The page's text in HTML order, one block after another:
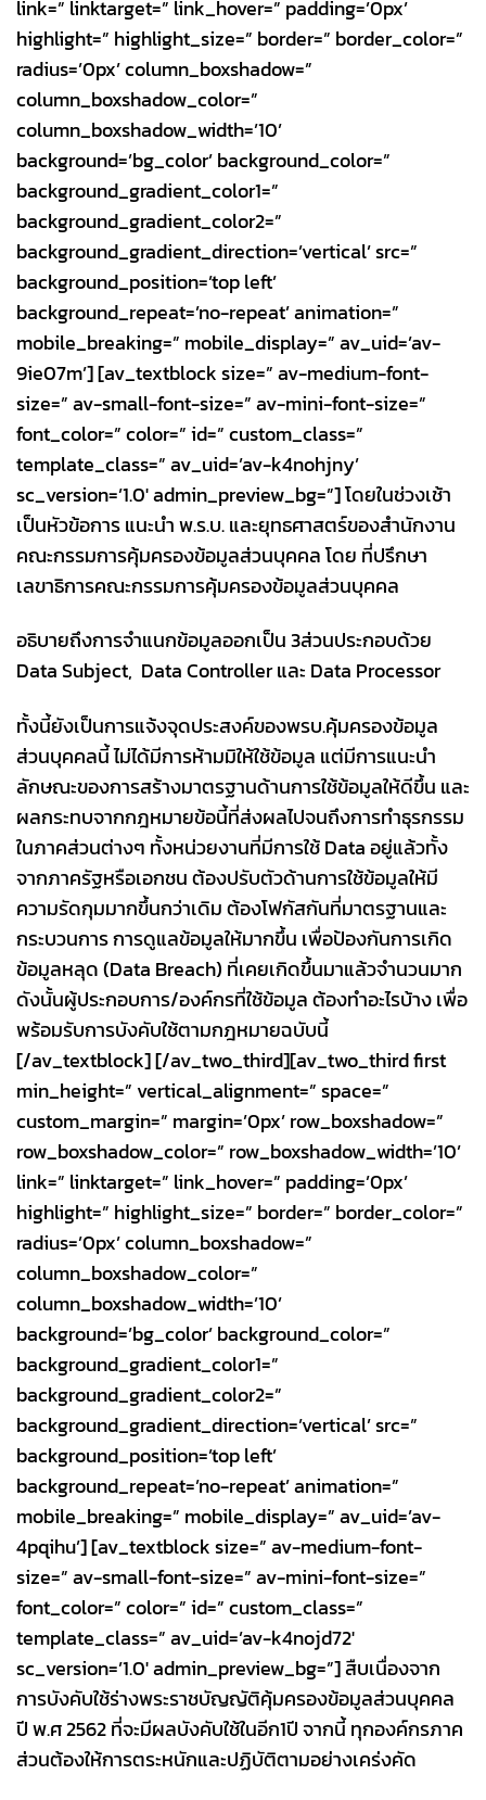
link=” linktarget=” link_hover=” padding=’0px’
highlight=” highlight_size=” border=” border_color=”
radius=’0px’ column_boxshadow=”
column_boxshadow_color=”
column_boxshadow_width=’10’
background=’bg_color’ background_color=”
background_gradient_color1=”
background_gradient_color2=”
background_gradient_direction=’vertical’ src=”
background_position=’top left’
background_repeat=’no-repeat’ animation=”
mobile_breaking=” mobile_display=” av_uid=’av-
9ie07m’] [av_textblock size=” av-medium-font-
size=” av-small-font-size=” av-mini-font-size=”
font_color=” color=” id=” custom_class=”
template_class=” av_uid=’av-k4nohjny’
sc_version=’1.0′ admin_preview_bg=”] โดยในช่วงเช้า
เป็นหัวข้อการ แนะนำ พ.ร.บ. และยุทธศาสตร์ของสำนักงาน
คณะกรรมการคุ้มครองข้อมูลส่วนบุคคล ​โดย ที่ปรึกษา
เลขาธิการคณะกรรมการคุ้มครองข้อมูลส่วนบุคคล
อธิบายถึงการจำแนกข้อมูลออกเป็น 3ส่วนประกอบด้วย
Data Subject, Data Controller และ Data Processor
ทั้งนี้ยังเป็นการแจ้งจุดประสงค์ของพรบ.คุ้มครองข้อมูล
ส่วนบุคคลนี้ ไม่ได้มีการห้ามมิให้ใช้ข้อมูล แต่มีการแนะนำ
ลักษณะของการสร้างมาตรฐานด้านการใช้ข้อมูลให้ดีขึ้น และ
ผลกระทบจากกฎหมายข้อนี้ที่ส่งผลไปจนถึงการทำธุรกรรม
ในภาคส่วนต่างๆ ทั้งหน่วยงานที่มีการใช้ Data อยู่แล้วทั้ง
จากภาครัฐหรือเอกชน ต้องปรับตัวด้านการใช้ข้อมูลให้มี
ความรัดกุมมากขึ้นกว่าเดิม ต้องโฟกัสกันที่มาตรฐานและ
กระบวนการ การดูแลข้อมูลให้มากขึ้น เพื่อป้องกันการเกิด
ข้อมูลหลุด (Data Breach) ที่เคยเกิดขึ้นมาแล้วจำนวนมาก
ดังนั้นผู้ประกอบการ/องค์กรที่ใช้ข้อมูล ต้องทำอะไรบ้าง เพื่อ
พร้อมรับการบังคับใช้ตามกฎหมายฉบับนี้
[/av_textblock] [/av_two_third][av_two_third first
min_height=” vertical_alignment=” space=”
custom_margin=” margin=’0px’ row_boxshadow=”
row_boxshadow_color=” row_boxshadow_width=’10’
link=” linktarget=” link_hover=” padding=’0px’
highlight=” highlight_size=” border=” border_color=”
radius=’0px’ column_boxshadow=”
column_boxshadow_color=”
column_boxshadow_width=’10’
background=’bg_color’ background_color=”
background_gradient_color1=”
background_gradient_color2=”
background_gradient_direction=’vertical’ src=”
background_position=’top left’
background_repeat=’no-repeat’ animation=”
mobile_breaking=” mobile_display=” av_uid=’av-
4pqihu’] [av_textblock size=” av-medium-font-
size=” av-small-font-size=” av-mini-font-size=”
font_color=” color=” id=” custom_class=”
template_class=” av_uid=’av-k4nojd72′
sc_version=’1.0′ admin_preview_bg=”] สืบเนื่องจาก
การบังคับใช้ร่างพระราชบัญญัติคุ้มครองข้อมูลส่วนบุคคล
ปี พ.ศ 2562 ที่จะมีผลบังคับใช้ในอีก1ปี จากนี้ ทุกองค์กรภาค
ส่วนต้องให้การตระหนักและปฏิบัติตามอย่างเคร่งคัด